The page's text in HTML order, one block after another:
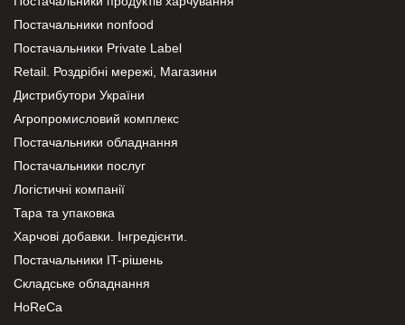
Постачальники nonfood
Постачальники Private Label
Retail. Роздрібні мережі, Магазини
Дистрибутори України
Агропромисловий комплекс
Постачальники обладнання
Постачальники послуг
Логістичні компанії
Тара та упаковка
Харчові добавки. Інгредієнти.
Постачальники IT-рішень
Складське обладнання
HoReCa